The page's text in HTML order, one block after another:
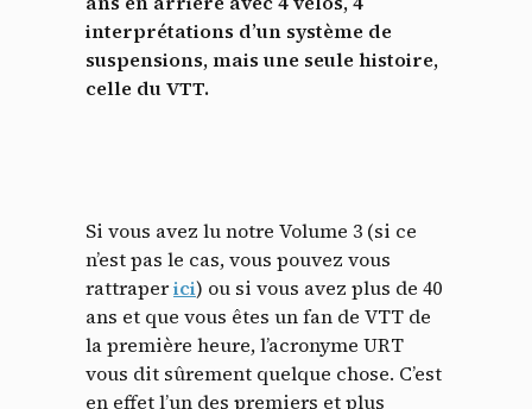
interprétations d’un système de
suspensions, mais une seule histoire,
celle du VTT.
Si vous avez lu notre Volume 3 (si ce
n’est pas le cas, vous pouvez vous
rattraperici) ou si vous avez plus de 40
ans et que vous êtes un fan de VTT de
la première heure, l’acronyme URT
vous dit sûrement quelque chose. C’est
en effet l’un des premiers et plus